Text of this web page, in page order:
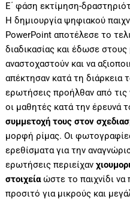
Ε΄ φάση εκτίμηση-
Η δημιουργία ψηφιακού
PowerPoint αποτέλεσε το
διαδικασίας και έδωσε
αναστοχαστούν και να
απέκτησαν κατά τη διάρκεια
ερωτήσεις προήλθαν από
οι μαθητές κατά την έρευνά
συμμετοχή τους στον
μορφή ρίμας. Οι
ερεθίσματα για την
ερωτήσεις περιείχαν
στοιχείαώστε το παιχνίδι να
προσιτό για μικρούς και